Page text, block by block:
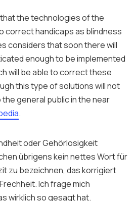
the technologies of the
correct handicaps as blindness
considers that soon there will
enough to be implemented
will be able to correct these
this type of solutions will not
general public in the near
.
oderGehörlosigkeit
übrigens kein nettes Wort für
zu bezeichnen, das korrigiert
Ich frage mich
wirklich so gesagt hat.